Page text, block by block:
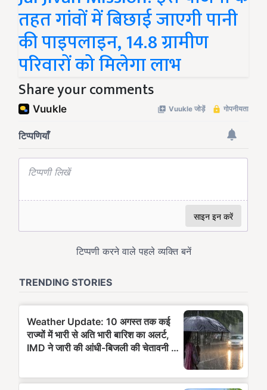
तहत गांवों में बिछाई जाएगी पानी
की पाइपलाइन, 14.8 ग्रामीण
परिवारों को मिलेगा लाभ
Share your comments